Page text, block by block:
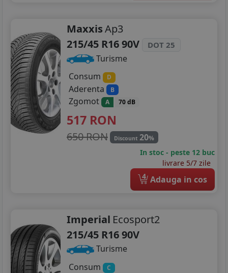
MaxxisAp3
215/45 R16 90V
DOT 25
Turisme
Consum
D
Aderenta B
Zgomot A 70 dB
517 RON
650 RON Discount 20%
In stoc - peste 12 buc
livrare 5/7 zile
4 Adauga in cos
Imperial Ecosport2
215/45 R16 90V
Turisme
Consum
C